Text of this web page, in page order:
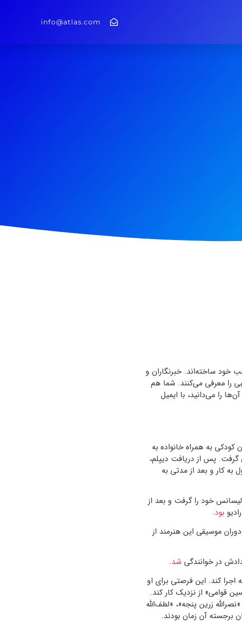
info@atlas.com
خود ساخته‌اند. خبرنگاران و
را معرفی می‌کنند. شما هم
را می‌دانید، با ایمیل
شد. او در دوران کودکی به همراه خانواده به
گرفت. پس از دریافت دیپلم،
به کار و بعد از مدتی به
خود را گرفت و بعد از
بود.
دوران موسیقی این هنرمند از
در خوانندگی شد.
اجرا کند. این فرصتی برای او
قوامی» از نزدیک کار کند.
زرین پنجه»، «لطف‌الله
برجسته آن زمان بودند.